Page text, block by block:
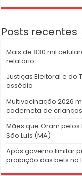
Posts recentes
Mais de 830 mil
relatório
Justiças Eleitoral e
assédio
Multivacinação 2026
caderneta de
Mães que Oram pelos
São Luís (MA)
Após governo limitar
proibição das bets no